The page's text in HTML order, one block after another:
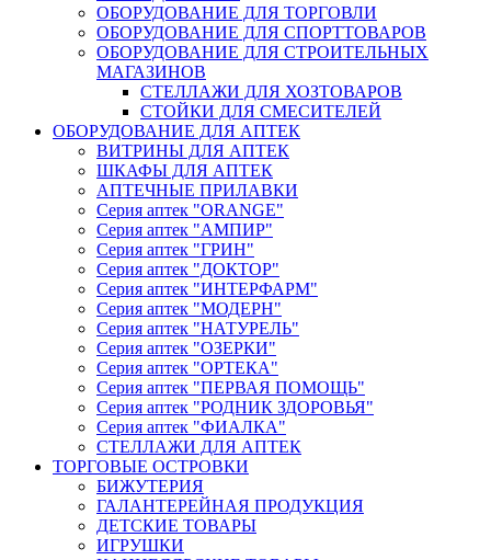
ОБОРУДОВАНИЕ ДЛЯ ТОРГОВЛИ
ОБОРУДОВАНИЕ ДЛЯ СПОРТТОВАРОВ
ОБОРУДОВАНИЕ ДЛЯ СТРОИТЕЛЬНЫХ
МАГАЗИНОВ
СТЕЛЛАЖИ ДЛЯ ХОЗТОВАРОВ
СТОЙКИ ДЛЯ СМЕСИТЕЛЕЙ
ОБОРУДОВАНИЕ ДЛЯ АПТЕК
ВИТРИНЫ ДЛЯ АПТЕК
ШКАФЫ ДЛЯ АПТЕК
АПТЕЧНЫЕ ПРИЛАВКИ
Серия аптек "ORANGE"
Серия аптек "АМПИР"
Серия аптек "ГРИН"
Серия аптек "ДОКТОР"
Серия аптек "ИНТЕРФАРМ"
Серия аптек "МОДЕРН"
Серия аптек "НАТУРЕЛЬ"
Серия аптек "ОЗЕРКИ"
Серия аптек "ОРТЕКА"
Серия аптек "ПЕРВАЯ ПОМОЩЬ"
Серия аптек "РОДНИК ЗДОРОВЬЯ"
Серия аптек "ФИАЛКА"
СТЕЛЛАЖИ ДЛЯ АПТЕК
ТОРГОВЫЕ ОСТРОВКИ
БИЖУТЕРИЯ
ГАЛАНТЕРЕЙНАЯ ПРОДУКЦИЯ
ДЕТСКИЕ ТОВАРЫ
ИГРУШКИ